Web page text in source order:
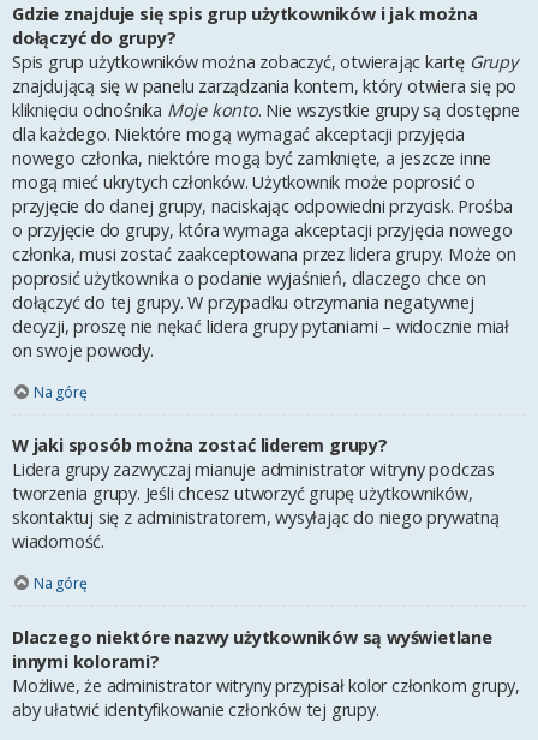
Gdzie znajduje się spis grup użytkowników i jak można
dołączyć do grupy?
Spis grup użytkowników można zobaczyć, otwierając kartę Grupy
znajdującą się w panelu zarządzania kontem, który otwiera się po
kliknięciu odnośnika Moje konto. Nie wszystkie grupy są dostępne
dla każdego. Niektóre mogą wymagać akceptacji przyjęcia
nowego członka, niektóre mogą być zamknięte, a jeszcze inne
mogą mieć ukrytych członków. Użytkownik może poprosić o
przyjęcie do danej grupy, naciskając odpowiedni przycisk. Prośba
o przyjęcie do grupy, która wymaga akceptacji przyjęcia nowego
członka, musi zostać zaakceptowana przez lidera grupy. Może on
poprosić użytkownika o podanie wyjaśnień, dlaczego chce on
dołączyć do tej grupy. W przypadku otrzymania negatywnej
decyzji, proszę nie nękać lidera grupy pytaniami – widocznie miał
on swoje powody.
Na górę
W jaki sposób można zostać liderem grupy?
Lidera grupy zazwyczaj mianuje administrator witryny podczas
tworzenia grupy. Jeśli chcesz utworzyć grupę użytkowników,
skontaktuj się z administratorem, wysyłając do niego prywatną
wiadomość.
Na górę
Dlaczego niektóre nazwy użytkowników są wyświetlane
innymi kolorami?
Możliwe, że administrator witryny przypisał kolor członkom grupy,
aby ułatwić identyfikowanie członków tej grupy.